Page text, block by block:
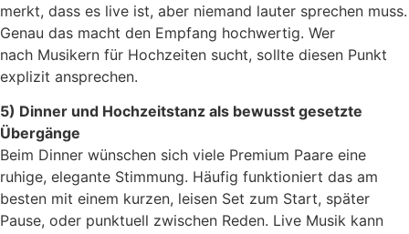
merkt, dass es live ist, aber niemand lauter sprechen muss.
Genau das macht den Empfang hochwertig. Wer
nach Musikern für Hochzeiten sucht, sollte diesen Punkt
explizit ansprechen.
5) Dinner und Hochzeitstanz als bewusst gesetzte
Übergänge
Beim Dinner wünschen sich viele Premium Paare eine
ruhige, elegante Stimmung. Häufig funktioniert das am
besten mit einem kurzen, leisen Set zum Start, später
Pause, oder punktuell zwischen Reden. Live Musik kann